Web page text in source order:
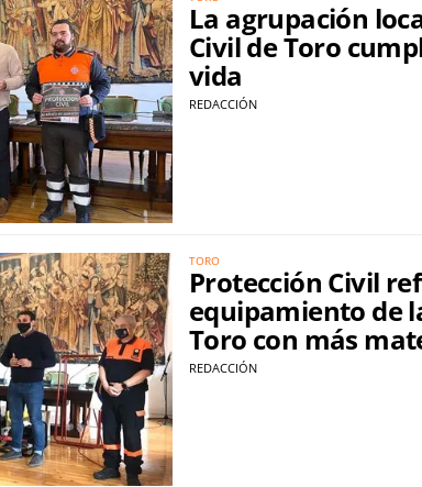
La agrupación
Civil de Toro
vida
REDACCIÓN
TORO
Protección Civil
equipamiento de
Toro con más
REDACCIÓN